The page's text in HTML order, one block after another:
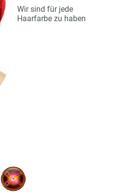
Wir sind für jede
Haarfarbe zu haben